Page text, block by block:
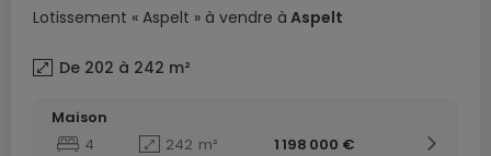
Lotissement « Aspelt » à vendre à Aspelt
De 202 à 242 m²
Maison
4
242 m²
1 198 000 €